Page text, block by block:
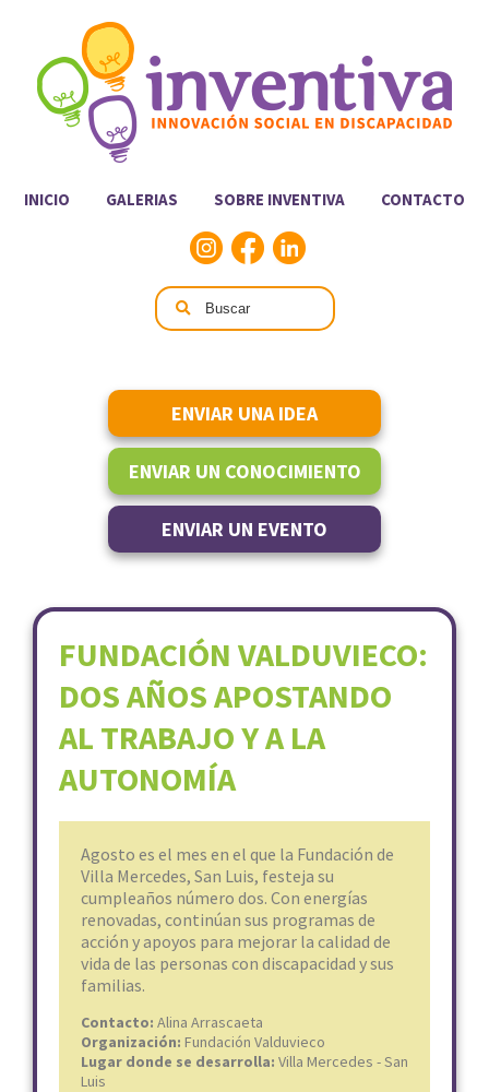
INICIO GALERIAS SOBRE INVENTIVA CONTACTO
ENVIAR UNA IDEA
ENVIAR UN CONOCIMIENTO
ENVIAR UN EVENTO
FUNDACIÓN VALDUVIECO:
DOS AÑOS APOSTANDO
AL TRABAJO Y A LA
AUTONOMÍA
Agosto es el mes en el que la Fundación de
Villa Mercedes, San Luis, festeja su
cumpleaños número dos. Con energías
renovadas, continúan sus programas de
acción y apoyos para mejorar la calidad de
vida de las personas con discapacidad y sus
familias.
Contacto: Alina Arrascaeta
Organización: Fundación Valduvieco
Lugar donde se desarrolla: Villa Mercedes - San
Luis